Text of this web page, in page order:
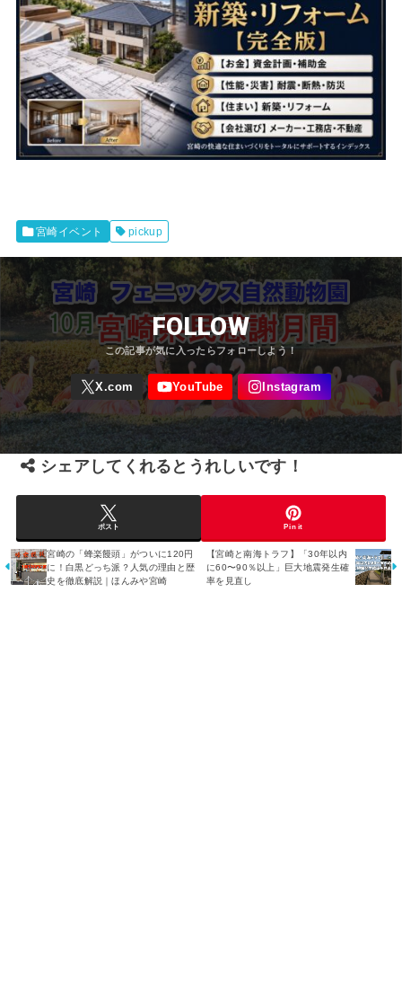
宮崎イベント pickup
FOLLOW
シェアしてくれるとうれしいです！
ポスト Pin it
宮崎の「蜂楽饅頭」がついに120円
に！白黒どっち派？人気の理由と歴
史を徹底解説｜ほんみや宮崎
【宮崎と南海トラフ】「30年以内
に60〜90％以上」巨大地震発生確
率を見直し